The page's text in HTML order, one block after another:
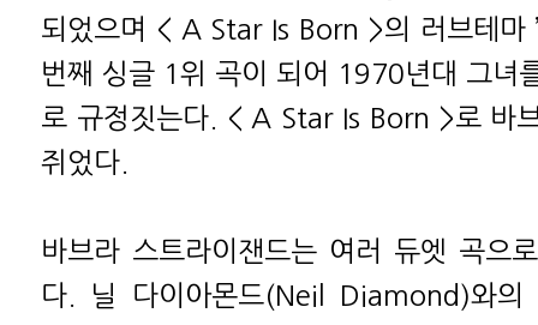
되었으며 < A Star Is Born >의 러브테마
번째 싱글 1위 곡이 되어 1970년대 그녀
로 규정짓는다. < A Star Is Born >로 바
쥐었다.
바브라 스트라이잰드는 여러 듀엣 곡으
다. 닐 다이아몬드(Neil Diamond)와의